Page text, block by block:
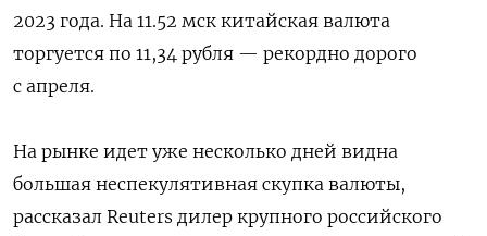
2023 года. На 11.52 мск китайская валюта
торгуется по 11,34 рубля — рекордно дорого
с апреля.
На рынке идет уже несколько дней видна
большая неспекулятивная скупка валюты,
рассказал Reuters дилер крупного российского